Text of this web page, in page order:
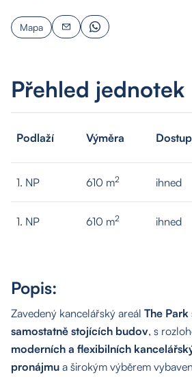
Mapa
Přehled jednotek
Podlaží Výměra
1. NP 610 m2 ihned
1. NP 610 m2 ihned
Popis:
Zavedený kancelářský areál The Park
samostatně stojících budov, s
moderních a flexibilních
pronájmu a širokým výběrem